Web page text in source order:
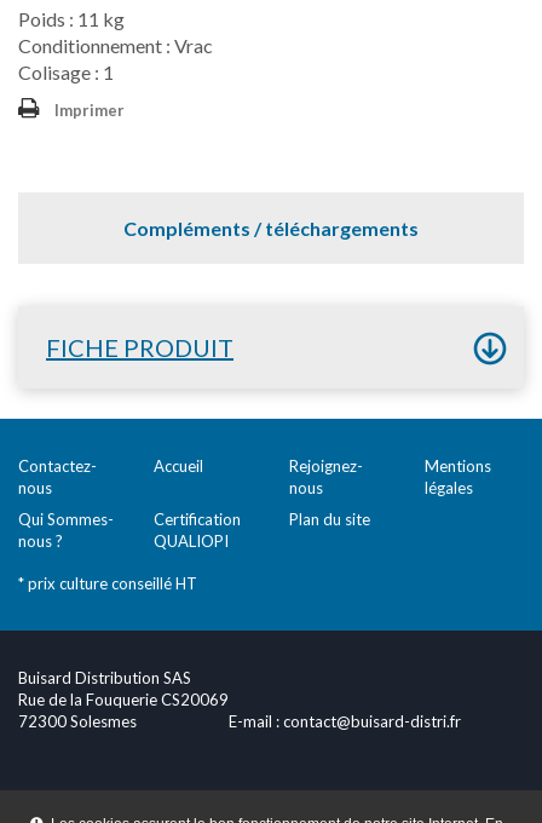
Poids : 11 kg
Conditionnement : Vrac
Colisage : 1
Imprimer
Compléments / téléchargements
FICHE PRODUIT
Contactez-
nous
Accueil
Rejoignez-
nous
Mentions
légales
Qui Sommes-
nous ?
Certification
QUALIOPI
Plan du site
* prix culture conseillé HT
Buisard Distribution SAS
Rue de la Fouquerie CS20069
72300 Solesmes
E-mail :contact@buisard-distri.fr